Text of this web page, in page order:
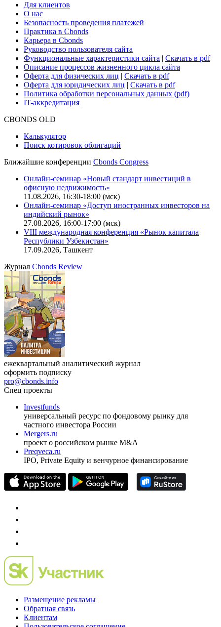
Для клиентов
О нас
Безопасность проведения платежей
Практика в Cbonds
Карьера в Cbonds
Руководство пользователя сайта
Функциональные характеристики сайта | Скачать в pdf
Описание процессов жизненного цикла сайта
Оферта для физических лиц | Скачать в pdf
Оферта для юридических лиц | Скачать в pdf
Политика обработки персональных данных (pdf)
IT-аккредитация
CBONDS OLD
Калькулятор
Поиск котировок облигаций
Ближайшие конференции Cbonds Congress
Онлайн-семинар «Новый стандарт инвестиций в
офисную недвижимость»
11.08.2026, 16:30-18:00 (мск)
Онлайн-семинар «Доступ иностранных инвесторов на
индийский рынок»
27.08.2026, 16:00-17:00 (мск)
VIII международная конференция «Рынок капитала
Республики Узбекистан»
17.09.2026, Ташкент
Журнал Cbonds Review
ежеквартальный аналитический журнал
оформить подписку
pro@cbonds.info
Спец проекты
Investfunds
универсальный ресурс по фондовому рынку для
частного инвестора России
Mergers.ru
проект о российском рынке M&A
Preqveca.ru
IPO, Private Equity и венчурное финансирование
Размещение рекламы
Обратная связь
Клиентам